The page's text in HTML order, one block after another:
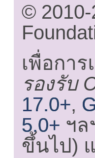
© 2010-
เพื่อกา
รองรับ
17.0+,
5.0+ ฯล
ขึ้นไป)